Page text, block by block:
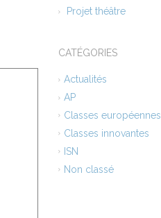
Projet théâtre
CATÉGORIES
Actualités
AP
Classes européennes
Classes innovantes
ISN
Non classé